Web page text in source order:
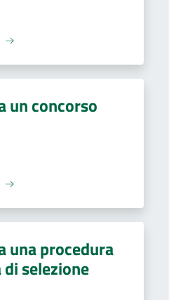
un concorso
una procedura
selezione